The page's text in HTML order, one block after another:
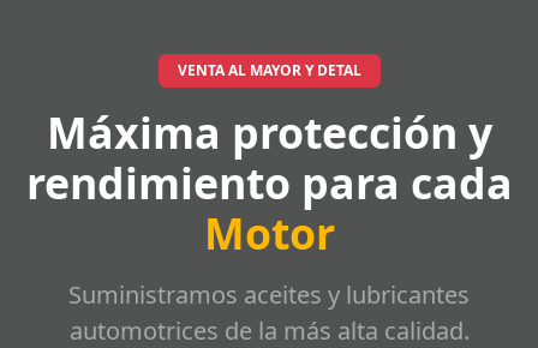
VENTA AL MAYOR Y DETAL
Máxima protección y
rendimiento para cada
Motor
Suministramos aceites y lubricantes
automotrices de la más alta calidad.